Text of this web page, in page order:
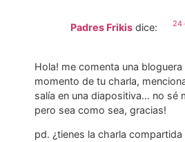
Padres Frikis dice: 24
Hola! me comenta una bloguera
momento de tu charla,
salía en una diapositiva… no sé
pero sea como sea, gracias!
pd. ¿tienes la charla compartida